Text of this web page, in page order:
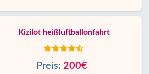
Kizilot heißluftballonfahrt
Preis: 200€